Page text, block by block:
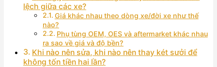
lệch giữa các xe?
Giá khác nhau theo dòng xe/đời xe như thế
nào?
Phụ tùng OEM, OES và aftermarket khác nhau
ra sao về giá và độ bền?
Khi nào nên sửa, khi nào nên thay két sưởi để
không tốn tiền hai lần?